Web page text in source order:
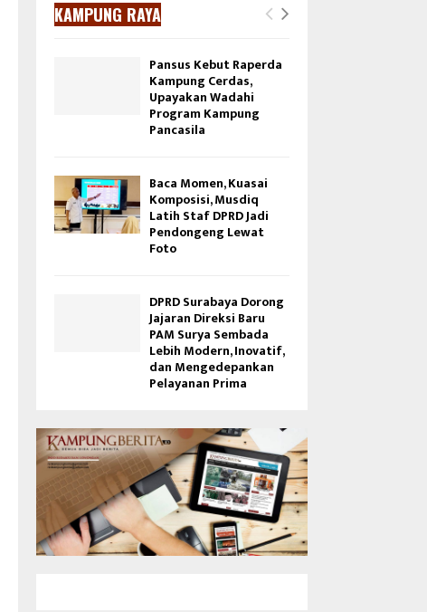
KAMPUNG RAYA
Pansus Kebut Raperda
Kampung Cerdas,
Upayakan Wadahi
Program Kampung
Pancasila
Baca Momen, Kuasai
Komposisi, Musdiq
Latih Staf DPRD Jadi
Pendongeng Lewat
Foto
DPRD Surabaya Dorong
Jajaran Direksi Baru
PAM Surya Sembada
Lebih Modern, Inovatif,
dan Mengedepankan
Pelayanan Prima